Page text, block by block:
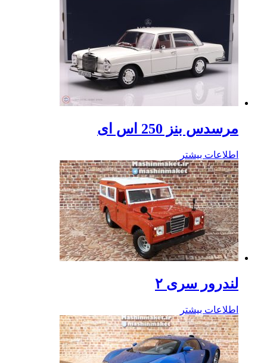
مرسدس بنز 250 اس ای
اطلاعات بیشتر
لندرور سری ۲
اطلاعات بیشتر